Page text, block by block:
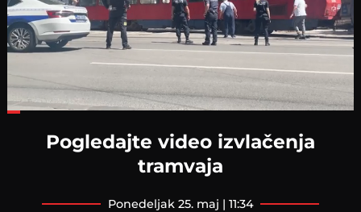
Pogledajte video izvlačenja
tramvaja
ponedeljak 25. maj | 11:34